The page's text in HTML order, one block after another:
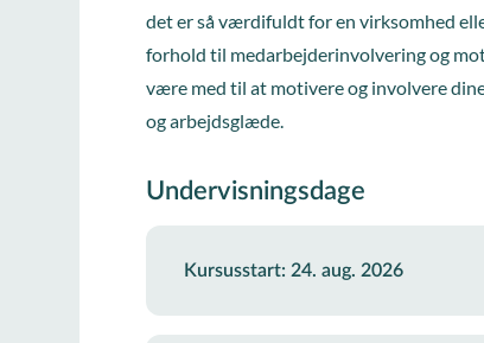
det er så værdifuldt for en virksomhed
forhold til medarbejderinvolvering og
være med til at motivere og involvere
og arbejdsglæde.
Undervisningsdage
Kursusstart: 24. aug. 2026